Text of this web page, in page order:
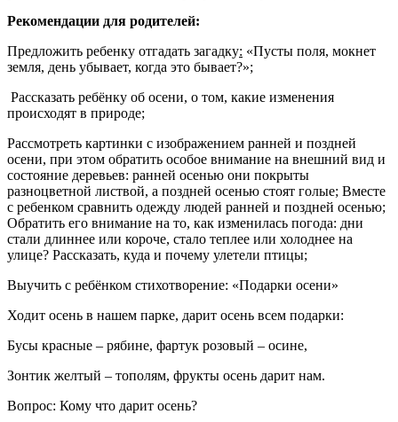
Рекомендации для родителей:
Предложить ребенку отгадать загадку: «Пусты поля, мокнет
земля, день убывает, когда это бывает?»;
Рассказать ребёнку об осени, о том, какие изменения
происходят в природе;
Рассмотреть картинки с изображением ранней и поздней
осени, при этом обратить особое внимание на внешний вид и
состояние деревьев: ранней осенью они покрыты
разноцветной листвой, а поздней осенью стоят голые; Вместе
с ребенком сравнить одежду людей ранней и поздней осенью;
Обратить его внимание на то, как изменилась погода: дни
стали длиннее или короче, стало теплее или холоднее на
улице? Рассказать, куда и почему улетели птицы;
Выучить с ребёнком стихотворение: «Подарки осени»
Ходит осень в нашем парке, дарит осень всем подарки:
Бусы красные – рябине, фартук розовый – осине,
Зонтик желтый – тополям, фрукты осень дарит нам.
Вопрос: Кому что дарит осень?